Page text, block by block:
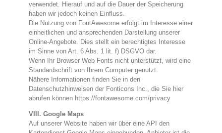
verwendet. Hierauf und auf die Dauer der Speicherung
haben wir jedoch keinen Einfluss.
Die Nutzung von FontAwesome erfolgt im Interesse einer
einheitlichen und ansprechenden Darstellung unserer
Online-Angebote. Dies stellt ein berechtigtes Interesse
im Sinne von Art. 6 Abs. 1 lit. f) DSGVO dar.
Wenn Ihr Browser Web Fonts nicht unterstützt, wird eine
Standardschrift von Ihrem Computer genutzt.
Nähere Informationen finden Sie in den
Datenschutzhinweisen der Fonticons Inc., die Sie hier
abrufen können https://fontawesome.com/privacy
VIII. Google Maps
Auf unserer Website haben wir über eine API den